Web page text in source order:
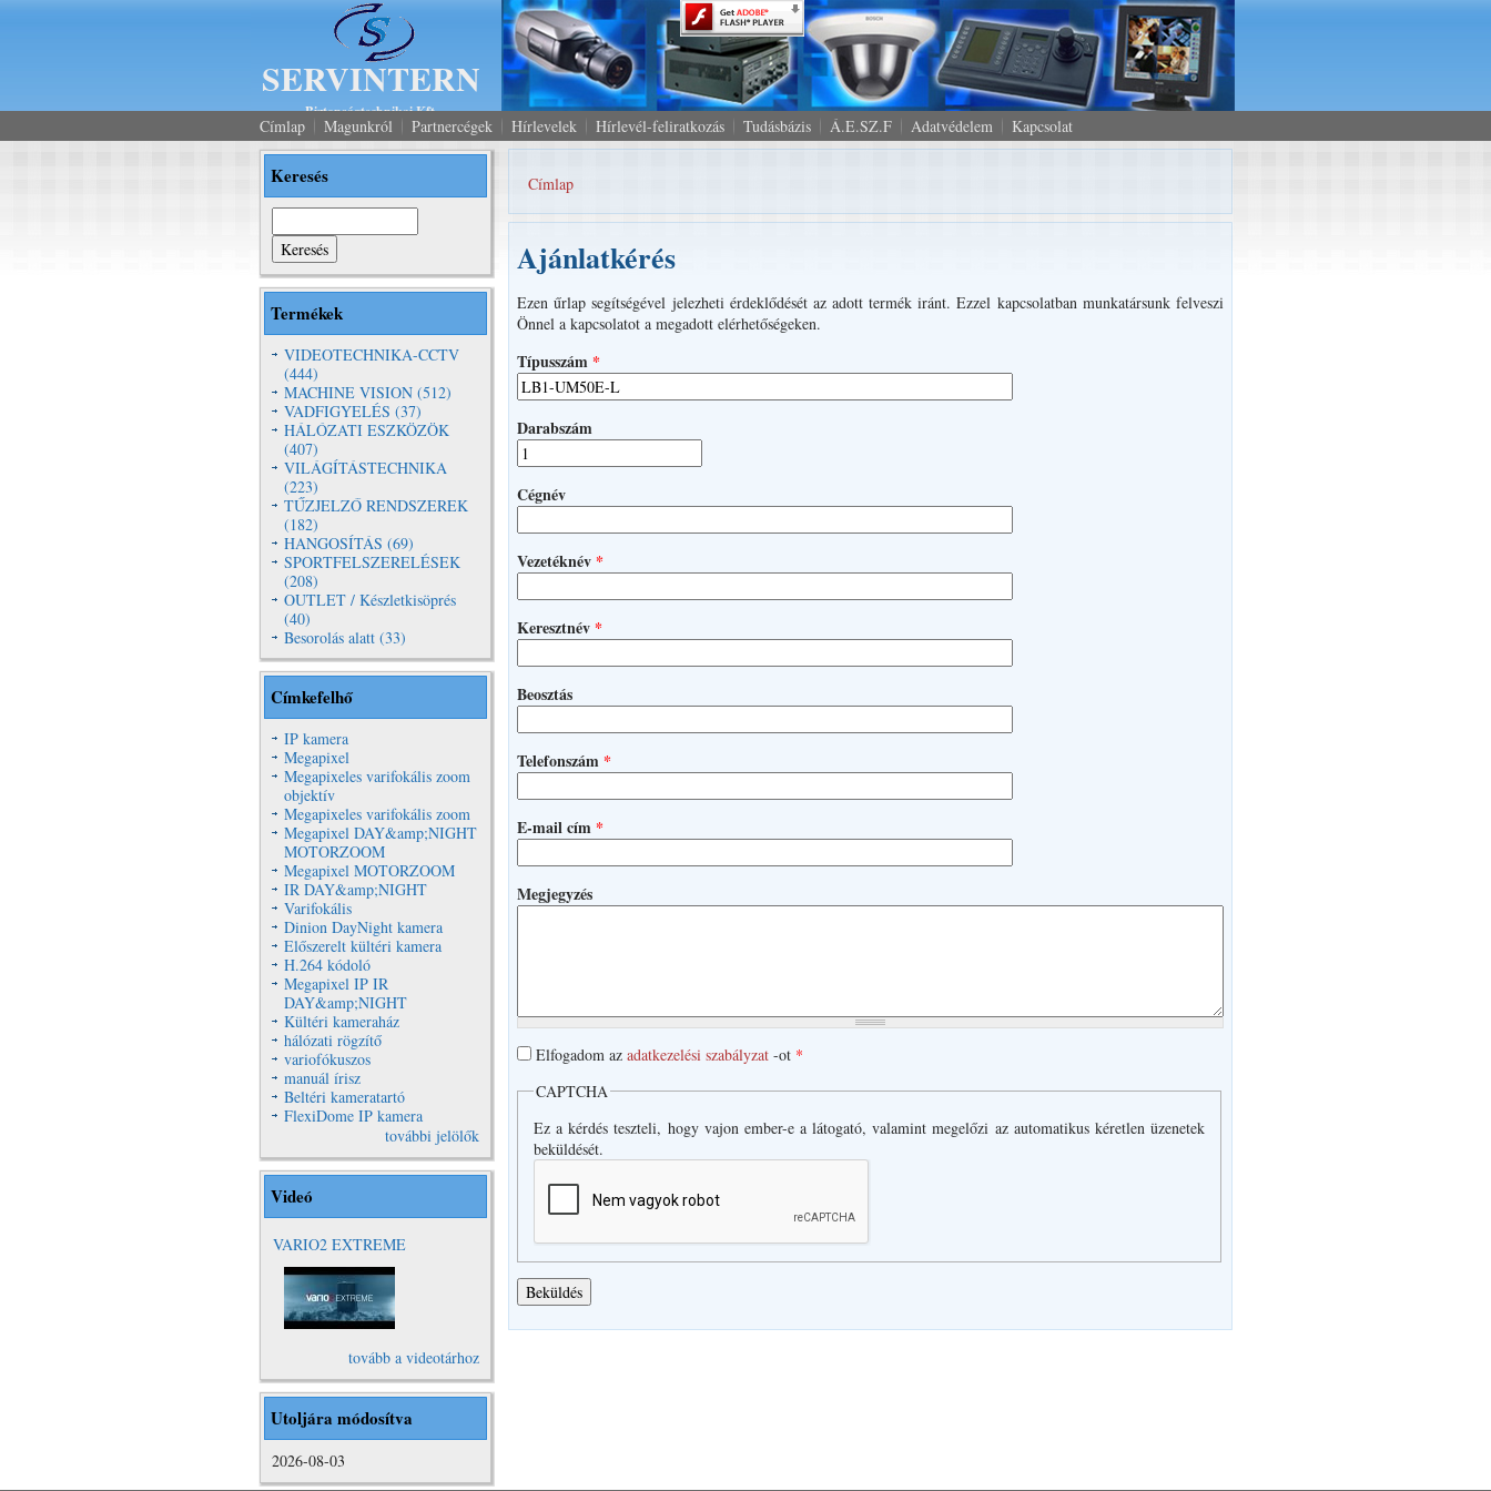
SERVINTERN
Biztonságtechnikai Kft.
Címlap Magunkról Partnercégek Hírlevelek Hírlevél-feliratkozás Tudásbázis Á.E.SZ.F Adatvédelem Kapcsolat
Keresés
Termékek
VIDEOTECHNIKA-CCTV
(444)
MACHINE VISION (512)
VADFIGYELÉS (37)
HÁLÓZATI ESZKÖZÖK
(407)
VILÁGÍTÁSTECHNIKA
(223)
TŰZJELZŐ RENDSZEREK
(182)
HANGOSÍTÁS (69)
SPORTFELSZERELÉSEK
(208)
OUTLET / Készletkisöprés
(40)
Besorolás alatt (33)
Címkefelhő
IP kamera
Megapixel
Megapixeles varifokális zoom
objektív
Megapixeles varifokális zoom
Megapixel DAY&amp;NIGHT
MOTORZOOM
Megapixel MOTORZOOM
IR DAY&amp;NIGHT
Varifokális
Dinion DayNight kamera
Előszerelt kültéri kamera
H.264 kódoló
Megapixel IP IR
DAY&amp;NIGHT
Kültéri kameraház
hálózati rögzítő
variofókuszos
manuál írisz
Beltéri kameratartó
FlexiDome IP kamera
további jelölők
Videó
VARIO2 EXTREME
VARIO2
Extreme Video
tovább a videotárhoz
Utoljára módosítva
2026-08-03
Jelenlegi hely
Címlap
Ajánlatkérés
Ezen űrlap segítségével jelezheti érdeklődését az adott termék iránt. Ezzel kapcsolatban munkatársunk felveszi
Önnel a kapcsolatot a megadott elérhetőségeken.
Típusszám *
Darabszám
Cégnév
Vezetéknév *
Keresztnév *
Beosztás
Telefonszám *
E-mail cím *
Megjegyzés
Elfogadom az adatkezelési szabályzat -ot *
CAPTCHA
Ez a kérdés teszteli, hogy vajon ember-e a látogató, valamint megelőzi az automatikus kéretlen üzenetek
beküldését.